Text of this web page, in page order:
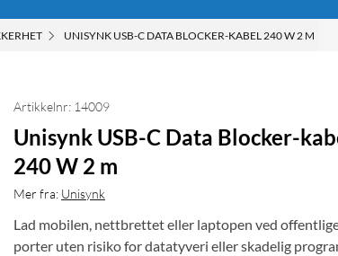
UNISYNK USB-C DATA BLOCKER-KABEL 240 W 2 M
Artikkelnr: 14009
Unisynk USB-C Data Blocker-
240 W 2 m
Mer fra: Unisynk
Lad mobilen, nettbrettet eller laptopen ved
porter uten risiko for datatyveri eller skadelig